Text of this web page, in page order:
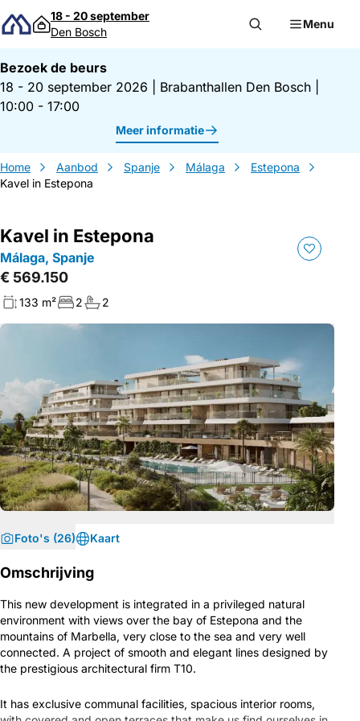
Direct naar inhoud
18 - 20 september
Den Bosch
Menu
Bezoek de beurs
18 - 20 september 2026
Brabanthallen Den Bosch
10:00 - 17:00
Meer informatie
Home Aanbod Spanje Málaga
Estepona
Kavel in Estepona
Kavel in Estepona
Málaga, Spanje
€ 569.150
133 m² 2 2
Foto's (26) Kaart
Omschrijving
This new development is integrated in a privileged natural
environment with views over the bay of Estepona and the
mountains of Marbella, very close to the sea and very well
connected. A project of smooth and elegant lines designed by
the prestigious architectural firm T10.
It has exclusive communal facilities, spacious interior rooms,